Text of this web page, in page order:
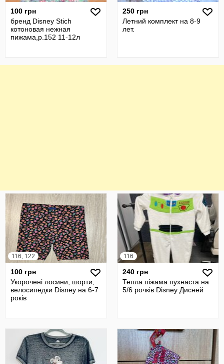
100 грн
бренд Disney Stich
котоновая нежная
пижама,р.152 11-12л
250 грн
Летний комплект на 8-9
лет.
116, 122
100 грн
Укорочені лосини, шорти,
велосипедки Disney на 6-7
років
116
240 грн
Тепла піжама пухнаста на
5/6 рочків Disney Дисней